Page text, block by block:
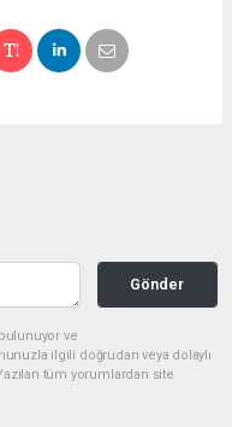
Gönder
ve
ilgili doğrudan veya dolaylı
tüm yorumlardan site